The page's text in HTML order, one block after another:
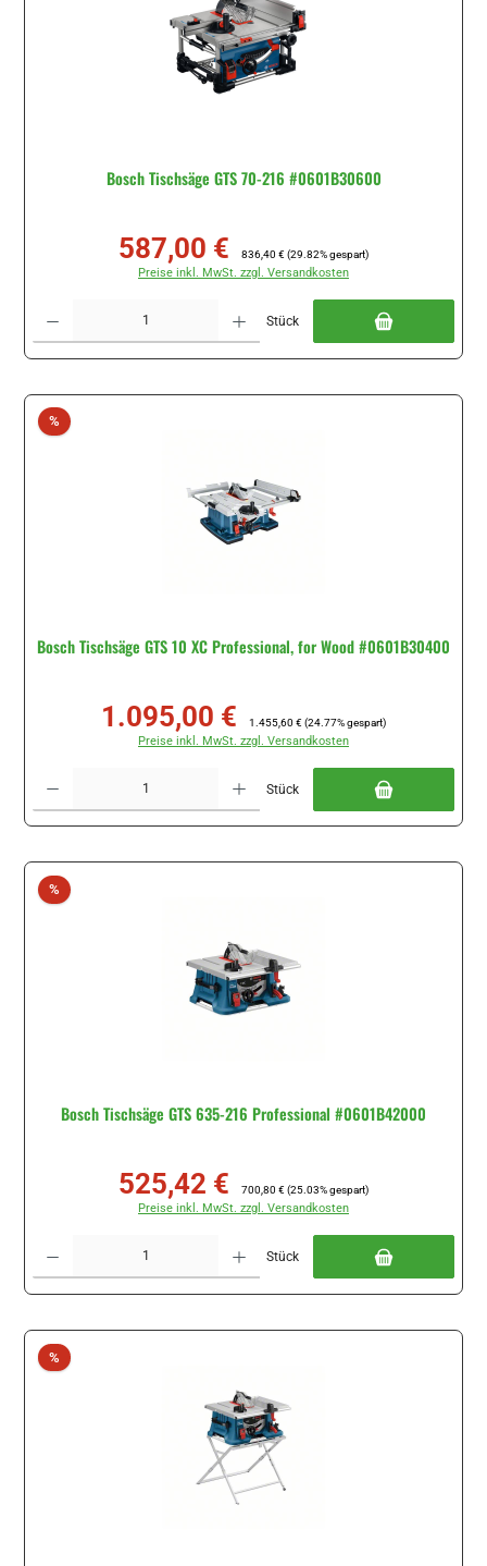
Bosch Tischsäge GTS 70-216 #0601B30600
Verkaufspreis:
587,00 € Regulärer Preis:
836,40 € (29.82% gespart)
Preise inkl. MwSt. zzgl. Versandkosten
Stück
%Rabatt
Bosch Tischsäge GTS 10 XC Professional, for Wood #0601B30400
Verkaufspreis:
1.095,00 € 1.455,60 € (24.77% gespart)
Preise inkl. MwSt. zzgl. Versandkosten
Stück
%Rabatt
Bosch Tischsäge GTS 635-216 Professional #0601B42000
Verkaufspreis:
525,42 € Regulärer Preis:
700,80 € (25.03% gespart)
Preise inkl. MwSt. zzgl. Versandkosten
Stück
%Rabatt